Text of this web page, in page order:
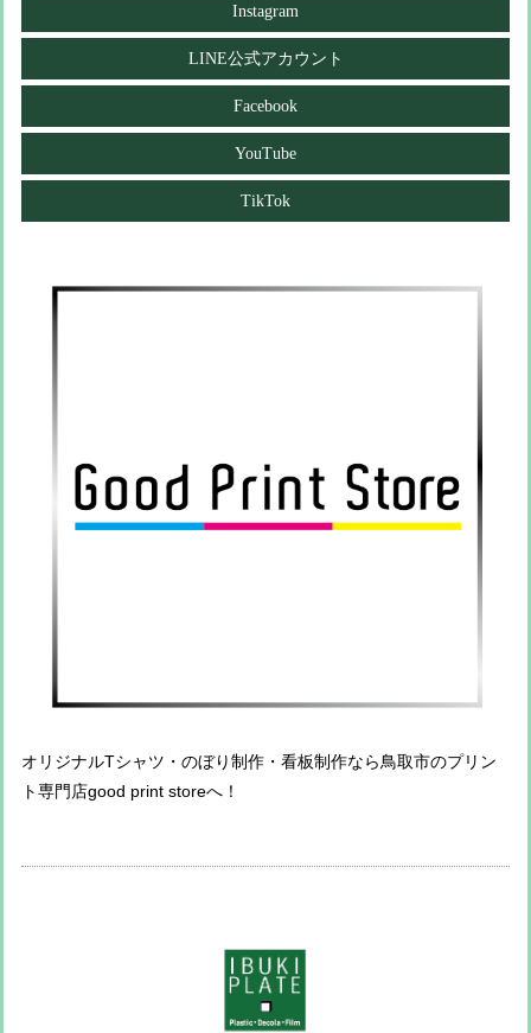
Instagram
LINE公式アカウント
Facebook
YouTube
TikTok
オリジナルTシャツ・のぼり制作・看板制作なら鳥取市のプリン
ト専門店good print storeへ！